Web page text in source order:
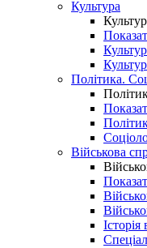
Культура
Політика.
Військова
Історія